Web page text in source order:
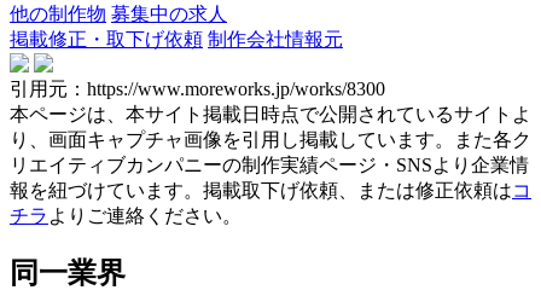
他の制作物 募集中の求人
掲載修正・取下げ依頼 制作会社情報元
引用元：https://www.moreworks.jp/works/8300
本ページは、本サイト掲載日時点で公開されているサイトよ
り、画面キャプチャ画像を引用し掲載しています。また各ク
リエイティブカンパニーの制作実績ページ・SNSより企業情
報を紐づけています。掲載取下げ依頼、または修正依頼はコ
チラ よりご連絡ください。
同一業界